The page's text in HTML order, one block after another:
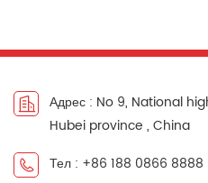
Tiếng Việt
中文
Адрес : No 9, National
Hubei province , China
Тел : +86 188 0866 8888